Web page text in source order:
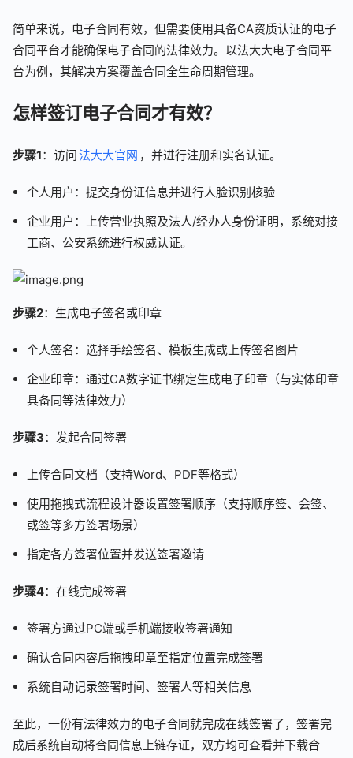
简单来说，电子合同有效，但需要使用具备CA资质认证的电子
合同平台才能确保电子合同的法律效力。以法大大电子合同平
台为例，其解决方案覆盖合同全生命周期管理。
怎样签订电子合同才有效？
步骤1：访问法大大官网 ，并进行注册和实名认证。
个人用户：提交身份证信息并进行人脸识别核验
企业用户：上传营业执照及法人/经办人身份证明，系统对接
工商、公安系统进行权威认证。
步骤2：生成电子签名或印章
个人签名：选择手绘签名、模板生成或上传签名图片
企业印章：通过CA数字证书绑定生成电子印章（与实体印章
具备同等法律效力）
步骤3：发起合同签署
上传合同文档（支持Word、PDF等格式）
使用拖拽式流程设计器设置签署顺序（支持顺序签、会签、
或签等多方签署场景）
指定各方签署位置并发送签署邀请
步骤4：在线完成签署
签署方通过PC端或手机端接收签署通知
确认合同内容后拖拽印章至指定位置完成签署
系统自动记录签署时间、签署人等相关信息
至此，一份有法律效力的电子合同就完成在线签署了，签署完
成后系统自动将合同信息上链存证，双方均可查看并下载合